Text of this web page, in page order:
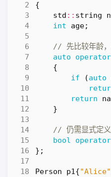
{
std :: string
int
age;
auto
operator
{
if
(auto
return
}
bool
operator
};
Person p1{"Alice"